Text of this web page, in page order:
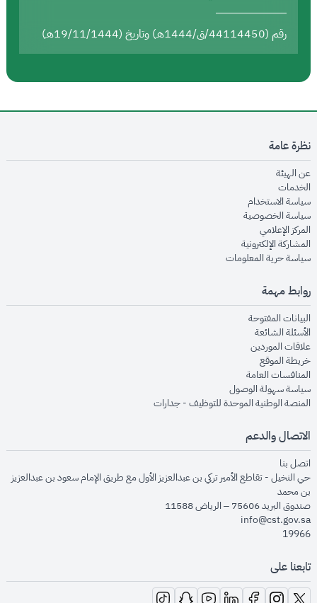
رقم (44114450/ق/1444هـ) وتاريخ (19/11/1444هـ)
نظرة عامة
عن الهيئةopens in new window
الخدماتopens in new window
سياسة الاستخدام
سياسة الخصوصيةopens in new window
المركز الإعلاميopens in new window
المشاركة الإلكترونيةopens in new window
سياسة حرية المعلوماتopens in new window
روابط مهمة
البيانات المفتوحةopens in new window
الأسئلة الشائعةopens in new window
علاقات الموردينopens in new window
خريطة الموقعopens in new window
المنافسات العامةopens in new window
سياسة سهولة الوصولopens in new window
المنصة الوطنية الموحدة للتوظيف - جداراتopens in new window
الاتصال والدعم
اتصل بنا
حي النخيل - تقاطع الأمير تركي بن عبدالعزيز الأول مع طريق الإمام سعود بن عبدالعزيز
بن محمد
صندوق البريد 75606 – الرياض 11588
info@cst.gov.sa
19966
تابعنا على